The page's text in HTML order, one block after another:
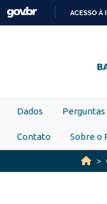
Skip to main content
ACESSO À
Dados
Contato Sobre o